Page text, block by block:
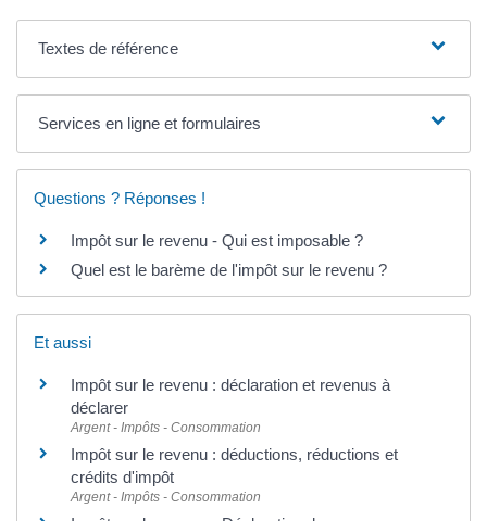
Textes de référence
Services en ligne et formulaires
Questions ? Réponses !
Impôt sur le revenu - Qui est imposable ?
Quel est le barème de l'impôt sur le revenu ?
Et aussi
Impôt sur le revenu : déclaration et revenus à
déclarer
Argent - Impôts - Consommation
Impôt sur le revenu : déductions, réductions et
crédits d'impôt
Argent - Impôts - Consommation